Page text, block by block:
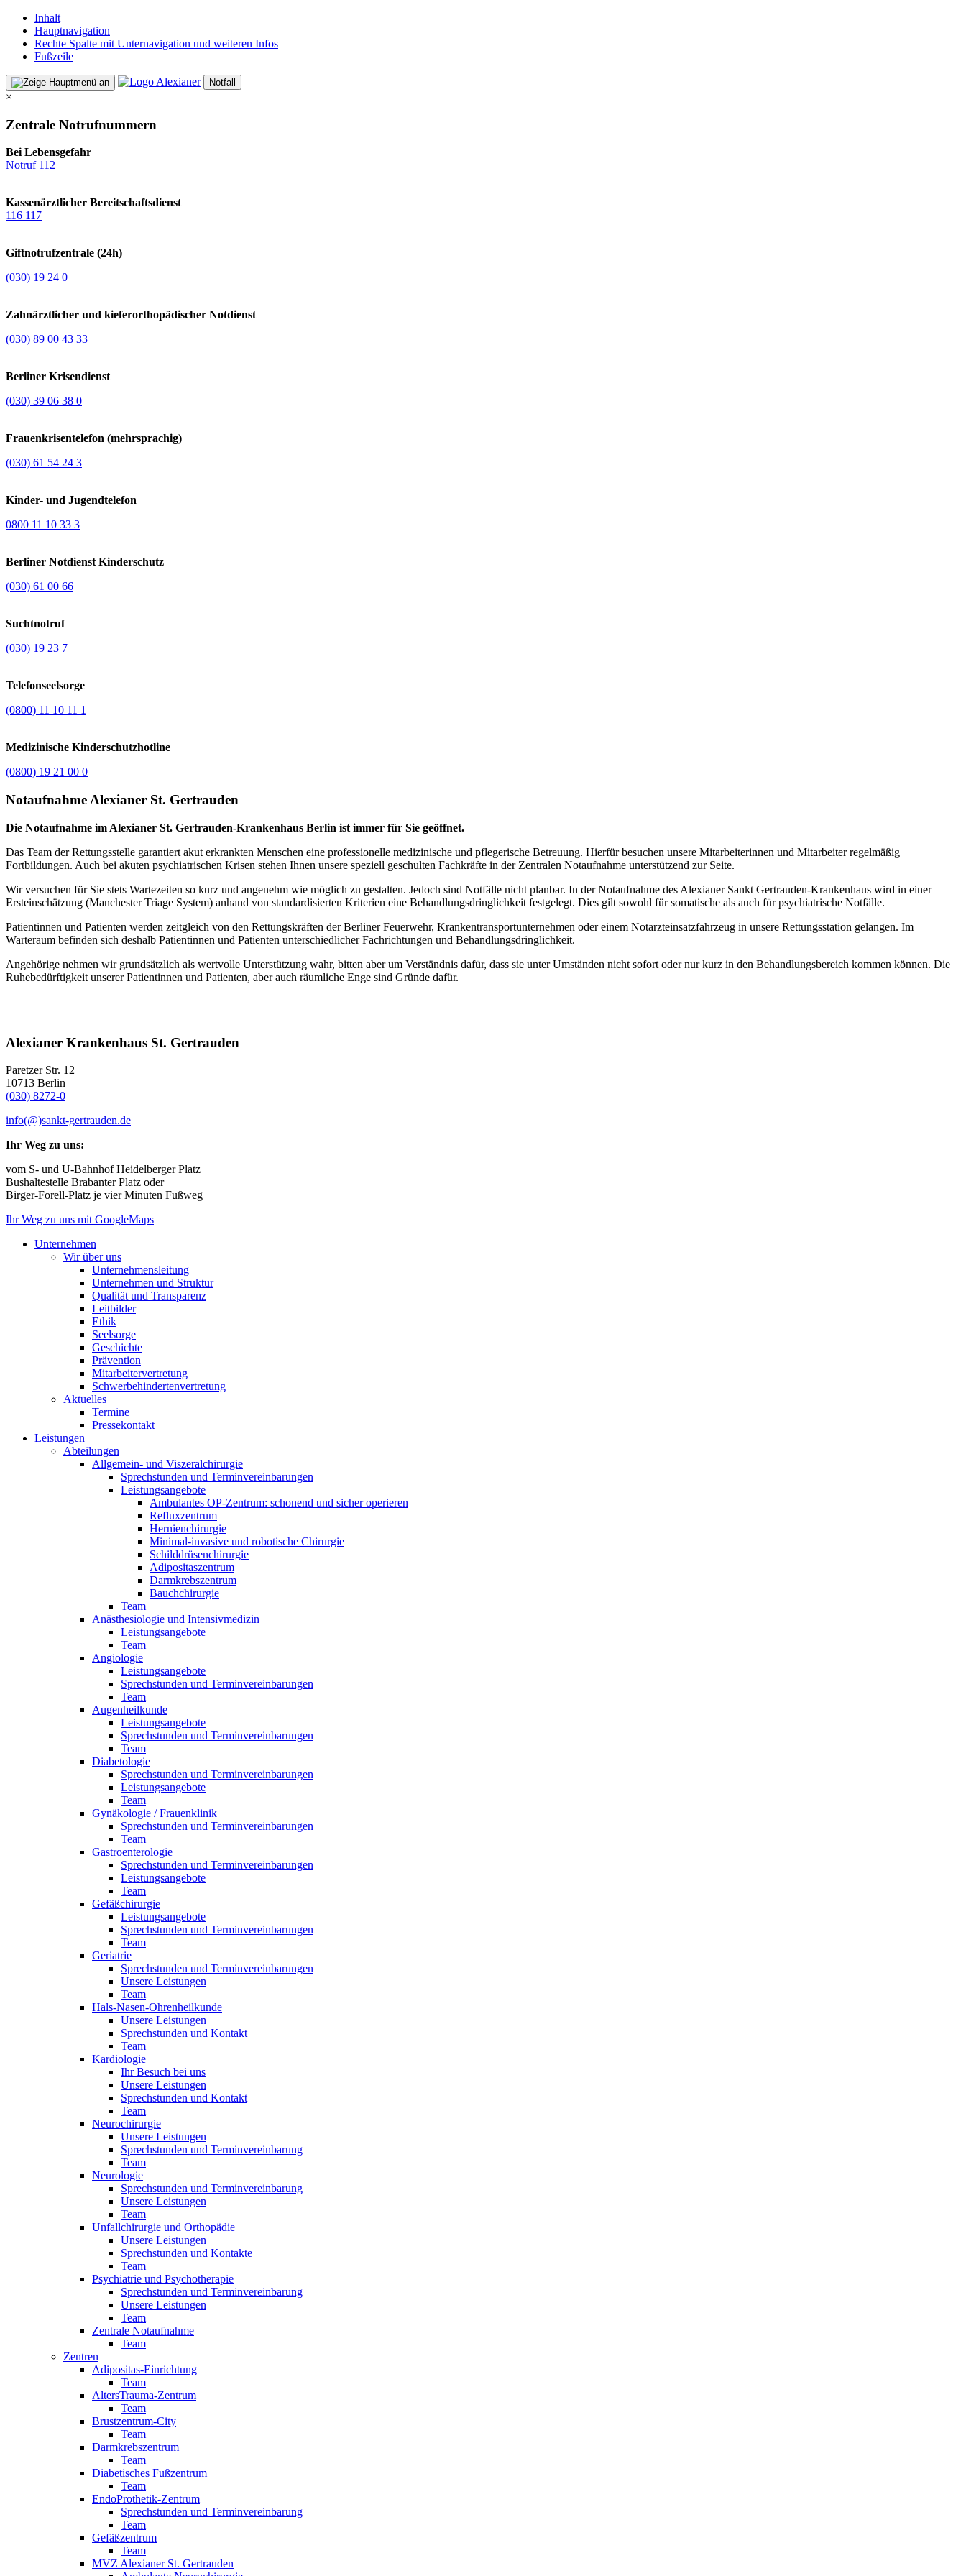
Inhalt
Hauptnavigation
Rechte Spalte mit Unternavigation und weiteren Infos
Fußzeile
Notfall
×
Zentrale Notrufnummern
Bei Lebensgefahr
Notruf 112
Kassenärztlicher Bereitschaftsdienst
116 117
Giftnotrufzentrale (24h)
(030) 19 24 0
Zahnärztlicher und kieferorthopädischer Notdienst
(030) 89 00 43 33
Berliner Krisendienst
(030) 39 06 38 0
Frauenkrisentelefon (mehrsprachig)
(030) 61 54 24 3
Kinder- und Jugendtelefon
0800 11 10 33 3
Berliner Notdienst Kinderschutz
(030) 61 00 66
Suchtnotruf
(030) 19 23 7
Telefonseelsorge
(0800) 11 10 11 1
Medizinische Kinderschutzhotline
(0800) 19 21 00 0
Notaufnahme Alexianer St. Gertrauden
Die Notaufnahme im Alexianer St. Gertrauden-Krankenhaus Berlin ist immer für Sie geöffnet.
Das Team der Rettungsstelle garantiert akut erkrankten Menschen eine professionelle medizinische und pflegerische Betreuung. Hierfür besuchen unsere Mitarbeiterinnen und Mitarbeiter regelmäßig
Fortbildungen. Auch bei akuten psychiatrischen Krisen stehen Ihnen unsere speziell geschulten Fachkräfte in der Zentralen Notaufnahme unterstützend zur Seite.
Wir versuchen für Sie stets Wartezeiten so kurz und angenehm wie möglich zu gestalten. Jedoch sind Notfälle nicht planbar. In der Notaufnahme des Alexianer Sankt Gertrauden-Krankenhaus wird in einer
Ersteinschätzung (Manchester Triage System) anhand von standardisierten Kriterien eine Behandlungsdringlichkeit festgelegt. Dies gilt sowohl für somatische als auch für psychiatrische Notfälle.
Patientinnen und Patienten werden zeitgleich von den Rettungskräften der Berliner Feuerwehr, Krankentransportunternehmen oder einem Notarzteinsatzfahrzeug in unsere Rettungsstation gelangen. Im
Warteraum befinden sich deshalb Patientinnen und Patienten unterschiedlicher Fachrichtungen und Behandlungsdringlichkeit.
Angehörige nehmen wir grundsätzlich als wertvolle Unterstützung wahr, bitten aber um Verständnis dafür, dass sie unter Umständen nicht sofort oder nur kurz in den Behandlungsbereich kommen können. Die
Ruhebedürftigkeit unserer Patientinnen und Patienten, aber auch räumliche Enge sind Gründe dafür.
Alexianer Krankenhaus St. Gertrauden
Paretzer Str. 12
10713 Berlin
(030) 8272-0
info(@)sankt-gertrauden.de
Ihr Weg zu uns:
vom S- und U-Bahnhof Heidelberger Platz
Bushaltestelle Brabanter Platz oder
Birger-Forell-Platz je vier Minuten Fußweg
Ihr Weg zu uns mit GoogleMaps
Unternehmen
Wir über uns
Unternehmensleitung
Unternehmen und Struktur
Qualität und Transparenz
Leitbilder
Ethik
Seelsorge
Geschichte
Prävention
Mitarbeitervertretung
Schwerbehindertenvertretung
Aktuelles
Termine
Pressekontakt
Leistungen
Abteilungen
Allgemein- und Viszeralchirurgie
Sprechstunden und Terminvereinbarungen
Leistungsangebote
Ambulantes OP-Zentrum: schonend und sicher operieren
Refluxzentrum
Hernienchirurgie
Minimal-invasive und robotische Chirurgie
Schilddrüsenchirurgie
Adipositaszentrum
Darmkrebszentrum
Bauchchirurgie
Team
Anästhesiologie und Intensivmedizin
Leistungsangebote
Team
Angiologie
Leistungsangebote
Sprechstunden und Terminvereinbarungen
Team
Augenheilkunde
Leistungsangebote
Sprechstunden und Terminvereinbarungen
Team
Diabetologie
Sprechstunden und Terminvereinbarungen
Leistungsangebote
Team
Gynäkologie / Frauenklinik
Sprechstunden und Terminvereinbarungen
Team
Gastroenterologie
Sprechstunden und Terminvereinbarungen
Leistungsangebote
Team
Gefäßchirurgie
Leistungsangebote
Sprechstunden und Terminvereinbarungen
Team
Geriatrie
Sprechstunden und Terminvereinbarungen
Unsere Leistungen
Team
Hals-Nasen-Ohrenheilkunde
Unsere Leistungen
Sprechstunden und Kontakt
Team
Kardiologie
Ihr Besuch bei uns
Unsere Leistungen
Sprechstunden und Kontakt
Team
Neurochirurgie
Unsere Leistungen
Sprechstunden und Terminvereinbarung
Team
Neurologie
Sprechstunden und Terminvereinbarung
Unsere Leistungen
Team
Unfallchirurgie und Orthopädie
Unsere Leistungen
Sprechstunden und Kontakte
Team
Psychiatrie und Psychotherapie
Sprechstunden und Terminvereinbarung
Unsere Leistungen
Team
Zentrale Notaufnahme
Team
Zentren
Adipositas-Einrichtung
Team
AltersTrauma-Zentrum
Team
Brustzentrum-City
Team
Darmkrebszentrum
Team
Diabetisches Fußzentrum
Team
EndoProthetik-Zentrum
Sprechstunden und Terminvereinbarung
Team
Gefäßzentrum
Team
MVZ Alexianer St. Gertrauden